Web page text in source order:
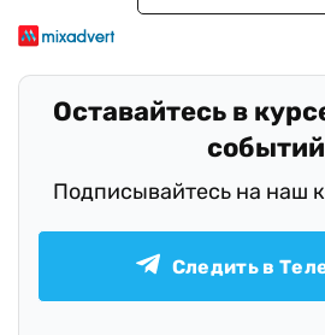
Оставайтесь в
Подписывайтесь на наш
Следить в